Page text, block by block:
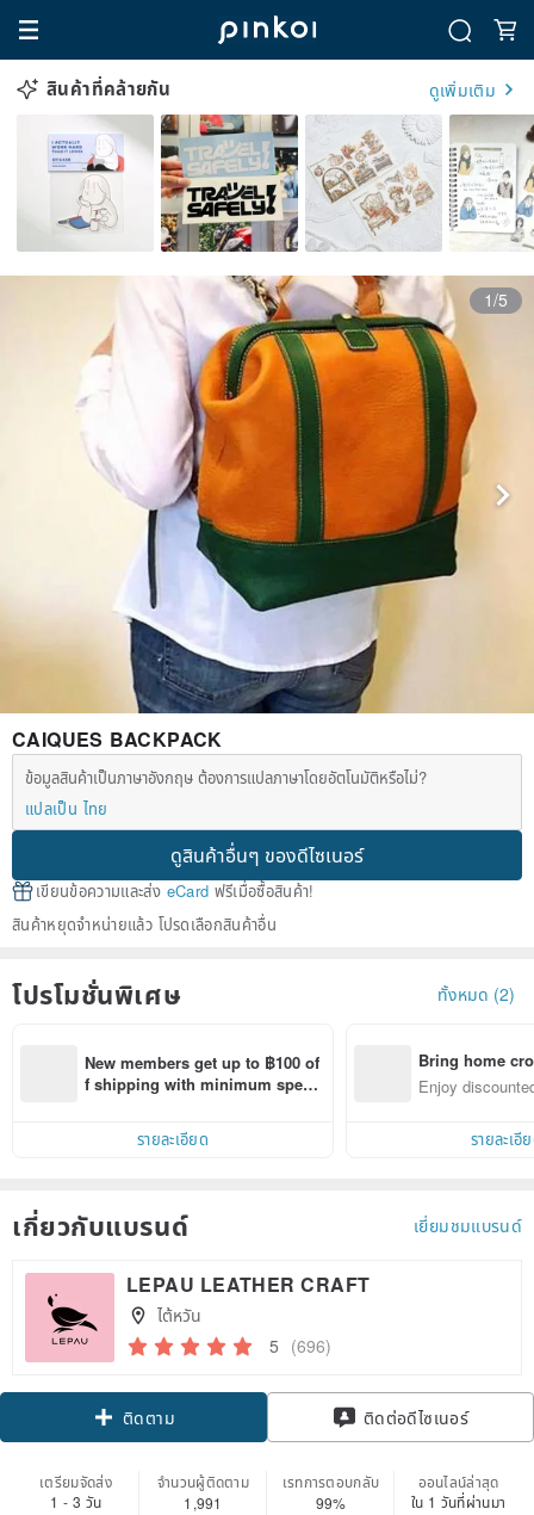
สินค้าที่คล้ายกัน ดูเพิ่มเติม
1/5
CAIQUES BACKPACK
ข้อมูลสินค้าเป็นภาษาอังกฤษ ต้องการแปลภาษาโดยอัตโนมัติหรือไม่?
แปลเป็น ไทย
ดูสินค้าอื่นๆ ของดีไซเนอร์
เขียนข้อความและส่ง eCard ฟรีเมื่อซื้อสินค้า!
สินค้าหยุดจำหน่ายแล้ว โปรดเลือกสินค้าอื่น
โปรโมชั่นพิเศษ ทั้งหมด (2)
New members get up to ฿100 of
f shipping with minimum spen
within 7 days!
รายละเอียด
Bring home
n with ease
Enjoy
รายละเอี
เกี่ยวกับแบรนด์ เยี่ยมชมแบรนด์
LEPAU LEATHER CRAFT
ไต้หวัน
5 (696)
ติดตาม ติดต่อดีไซเนอร์
เตรียมจัดส่ง
1 - 3 วัน
จำนวนผู้ติดตาม
1,991
เรทการตอบกลับ
99%
ออนไลน์ล่าสุด
ใน 1 วันที่ผ่านมา